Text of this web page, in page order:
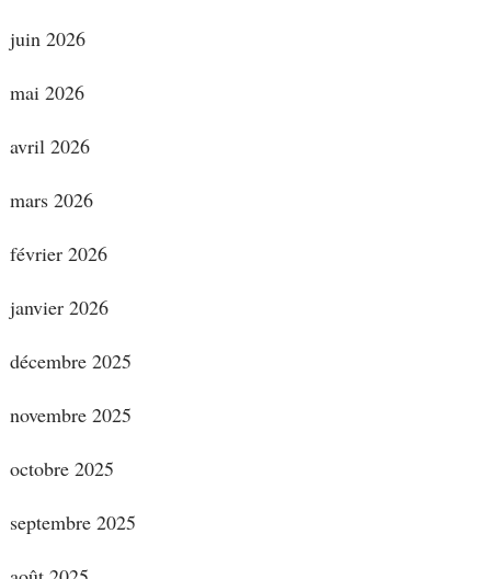
juin 2026
mai 2026
avril 2026
mars 2026
février 2026
janvier 2026
décembre 2025
novembre 2025
octobre 2025
septembre 2025